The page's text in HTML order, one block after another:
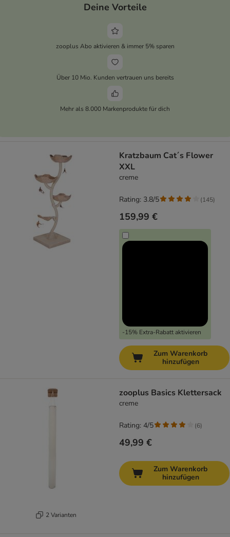
Deine Vorteile
zooplus Abo aktivieren & immer 5% sparen
Über 10 Mio. Kunden vertrauen uns bereits
Mehr als 8.000 Markenprodukte für dich
Kratzbaum Cat´s Flower
XXL
creme
159,99 €
-15% Extra-Rabatt aktivieren
Rating: 3.8/5 (145)
Zum Warenkorb
hinzufügen
2 Varianten
zooplus Basics Klettersack
creme
49,99 €
Rating: 4/5 (6)
Zum Warenkorb
hinzufügen